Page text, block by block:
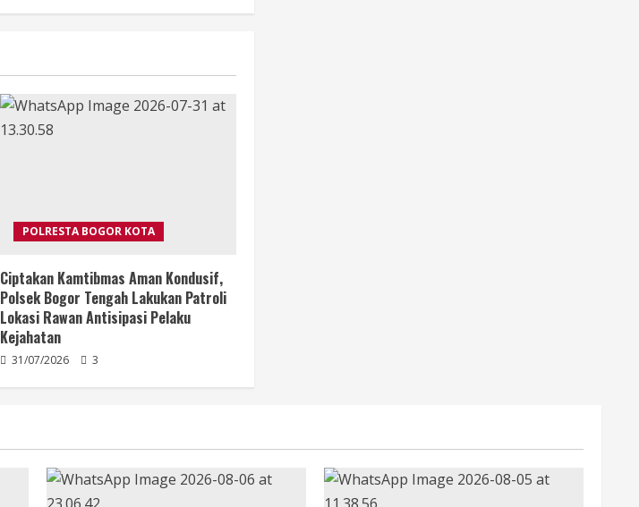
POLRESTA BOGOR KOTA
Ciptakan Kamtibmas Aman Kondusif,
Polsek Bogor Tengah Lakukan Patroli
Lokasi Rawan Antisipasi Pelaku
Kejahatan
31/07/2026 3